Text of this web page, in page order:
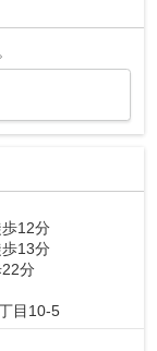
歩12分
歩13分
22分
目10-5